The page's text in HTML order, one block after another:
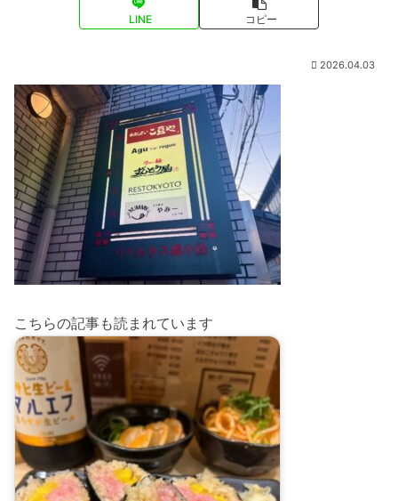
LINE コピー
2026.04.03
こちらの記事も読まれています